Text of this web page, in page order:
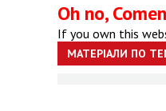
Oh no,
If you own this
МАТЕРІАЛИ ПО